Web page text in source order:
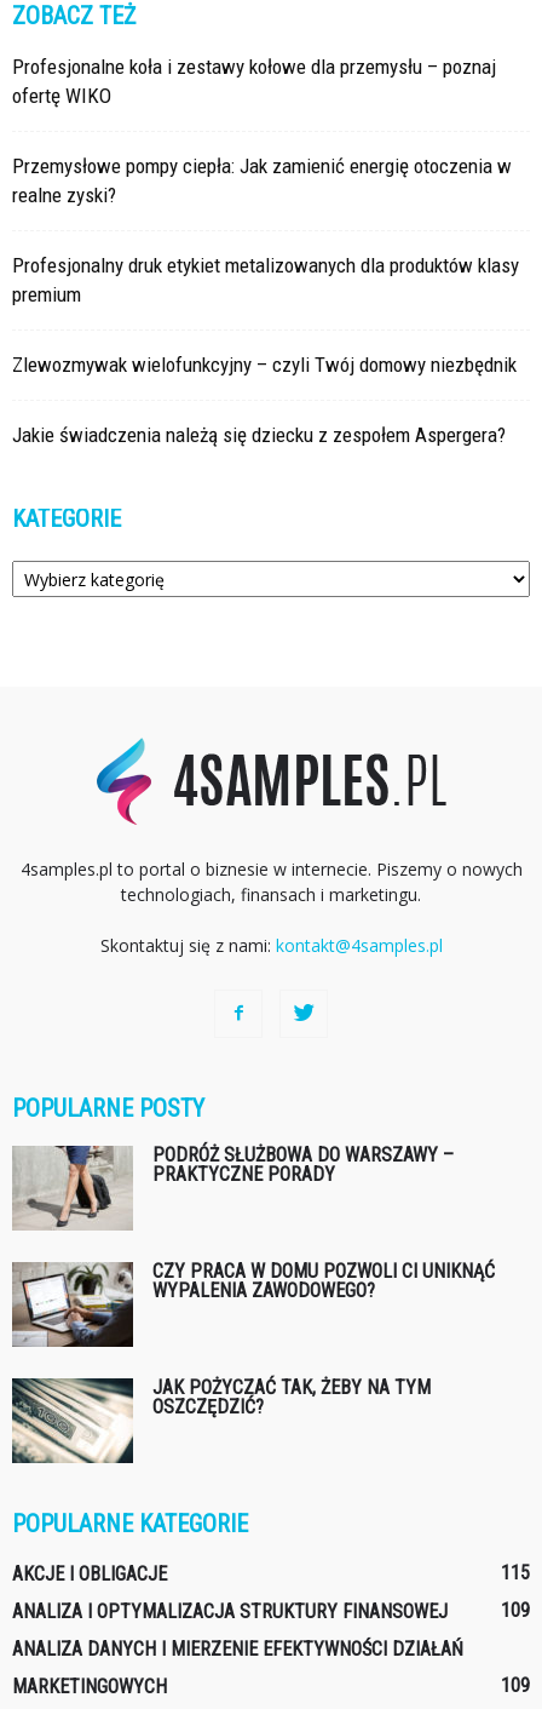
ZOBACZ TEŻ
Profesjonalne koła i zestawy kołowe dla przemysłu – poznaj
ofertę WIKO
Przemysłowe pompy ciepła: Jak zamienić energię otoczenia w
realne zyski?
Profesjonalny druk etykiet metalizowanych dla produktów klasy
premium
Zlewozmywak wielofunkcyjny – czyli Twój domowy niezbędnik
Jakie świadczenia należą się dziecku z zespołem Aspergera?
KATEGORIE
Kategorie
4samples.pl to portal o biznesie w internecie. Piszemy o nowych
technologiach, finansach i marketingu.
Skontaktuj się z nami: kontakt@4samples.pl
POPULARNE POSTY
PODRÓŻ SŁUŻBOWA DO WARSZAWY –
PRAKTYCZNE PORADY
CZY PRACA W DOMU POZWOLI CI UNIKNĄĆ
WYPALENIA ZAWODOWEGO?
JAK POŻYCZAĆ TAK, ŻEBY NA TYM
OSZCZĘDZIĆ?
POPULARNE KATEGORIE
AKCJE I OBLIGACJE
115
ANALIZA I OPTYMALIZACJA STRUKTURY FINANSOWEJ
109
ANALIZA DANYCH I MIERZENIE EFEKTYWNOŚCI DZIAŁAŃ
MARKETINGOWYCH
109